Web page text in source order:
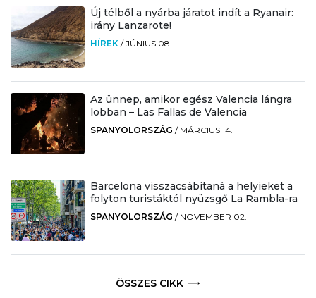
Új télből a nyárba járatot indít a Ryanair:
irány Lanzarote!
HÍREK /JÚNIUS 08.
Az ünnep, amikor egész Valencia lángra
lobban – Las Fallas de Valencia
SPANYOLORSZÁG / MÁRCIUS 14.
Barcelona visszacsábítaná a helyieket a
folyton turistáktól nyüzsgő La Rambla-ra
SPANYOLORSZÁG / NOVEMBER 02.
ÖSSZES CIKK